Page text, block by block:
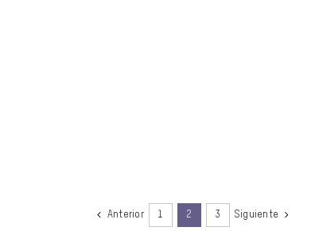
Anterior 1 2 3 Siguiente